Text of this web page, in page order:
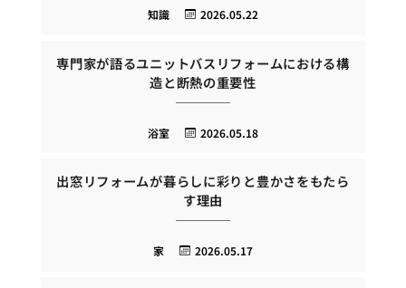
2026.05.22
知識
専門家が語るユニットバスリフォームにおける構
造と断熱の重要性
2026.05.18
浴室
出窓リフォームが暮らしに彩りと豊かさをもたら
す理由
2026.05.17
家